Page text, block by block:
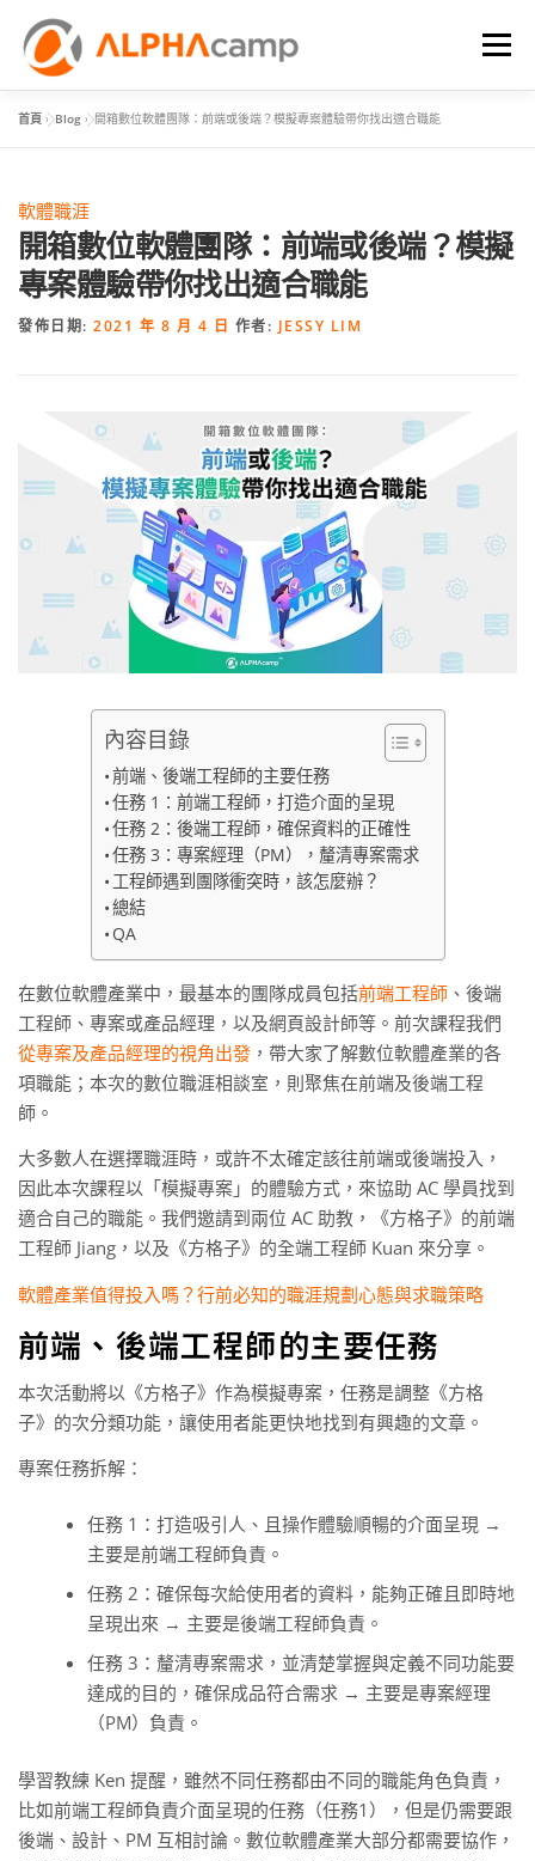
選單
FAQ
首頁 »Blog »開箱數位軟體團隊：前端或後端？模擬專案體驗帶你找出適合職能
軟體職涯
開箱數位軟體團隊：前端或後端？模擬
專案體驗帶你找出適合職能
發佈日期: 2021 年 8 月 4 日 作者: JESSY LIM
內容目錄
前端、後端工程師的主要任務
任務 1：前端工程師，打造介面的呈現
任務 2：後端工程師，確保資料的正確性
任務 3：專案經理（PM），釐清專案需求
工程師遇到團隊衝突時，該怎麼辦？
總結
QA
在數位軟體產業中，最基本的團隊成員包括前端工程師 、後端
工程師、專案或產品經理，以及網頁設計師等。前次課程我們
從專案及產品經理的視角出發 ，帶大家了解數位軟體產業的各
項職能；本次的數位職涯相談室，則聚焦在前端及後端工程
師。
大多數人在選擇職涯時，或許不太確定該往前端或後端投入，
因此本次課程以「模擬專案」的體驗方式，來協助 AC 學員找到
適合自己的職能。我們邀請到兩位 AC 助教，《方格子》的前端
工程師 Jiang，以及《方格子》的全端工程師 Kuan 來分享。
軟體產業值得投入嗎？行前必知的職涯規劃心態與求職策略
前端、後端工程師的主要任務
本次活動將以《方格子》作為模擬專案，任務是調整《方格
子》的次分類功能，讓使用者能更快地找到有興趣的文章。
專案任務拆解：
任務 1：打造吸引人、且操作體驗順暢的介面呈現 →
主要是前端工程師負責。
任務 2：確保每次給使用者的資料，能夠正確且即時地
呈現出來 → 主要是後端工程師負責。
任務 3：釐清專案需求，並清楚掌握與定義不同功能要
達成的目的，確保成品符合需求 → 主要是專案經理
（PM）負責。
學習教練 Ken 提醒，雖然不同任務都由不同的職能角色負責，
比如前端工程師負責介面呈現的任務（任務1），但是仍需要跟
後端、設計、PM 互相討論。數位軟體產業大部分都需要協作，